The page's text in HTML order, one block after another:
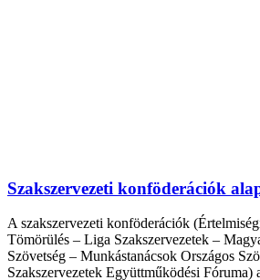
Szakszervezeti konföderációk
A szakszervezeti konföderációk
Tömörülés – Liga Szakszervezetek –
Szövetség – Munkástanácsok Országos
Szakszervezetek Együttműködési Fóruma)